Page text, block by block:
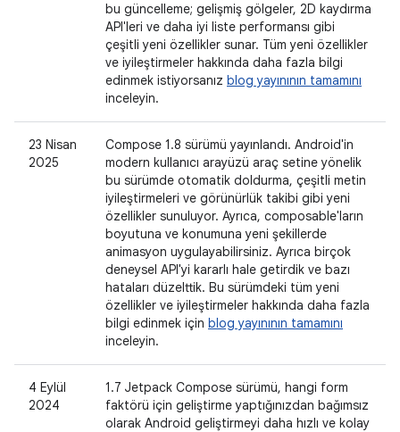
bu güncelleme; gelişmiş gölgeler, 2D kaydırma
API'leri ve daha iyi liste performansı gibi
çeşitli yeni özellikler sunar. Tüm yeni özellikler
ve iyileştirmeler hakkında daha fazla bilgi
edinmek istiyorsanız blog yayınının tamamını
inceleyin.
23 Nisan
2025
Compose 1.8 sürümü yayınlandı. Android'in
modern kullanıcı arayüzü araç setine yönelik
bu sürümde otomatik doldurma, çeşitli metin
iyileştirmeleri ve görünürlük takibi gibi yeni
özellikler sunuluyor. Ayrıca, composable'ların
boyutuna ve konumuna yeni şekillerde
animasyon uygulayabilirsiniz. Ayrıca birçok
deneysel API'yi kararlı hale getirdik ve bazı
hataları düzelttik. Bu sürümdeki tüm yeni
özellikler ve iyileştirmeler hakkında daha fazla
bilgi edinmek için blog yayınının tamamını
inceleyin.
4 Eylül
2024
1.7 Jetpack Compose sürümü, hangi form
faktörü için geliştirme yaptığınızdan bağımsız
olarak Android geliştirmeyi daha hızlı ve kolay